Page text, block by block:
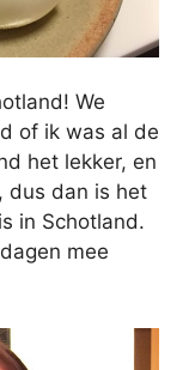
We
of ik was al de
het lekker, en
dus dan is het
in Schotland.
mee